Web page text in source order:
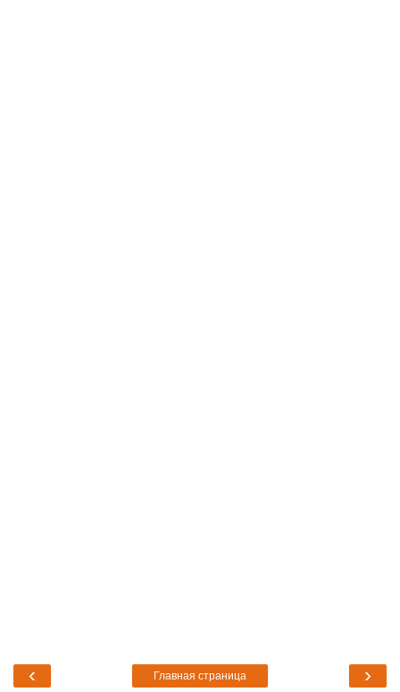
‹ ›
Главная страница